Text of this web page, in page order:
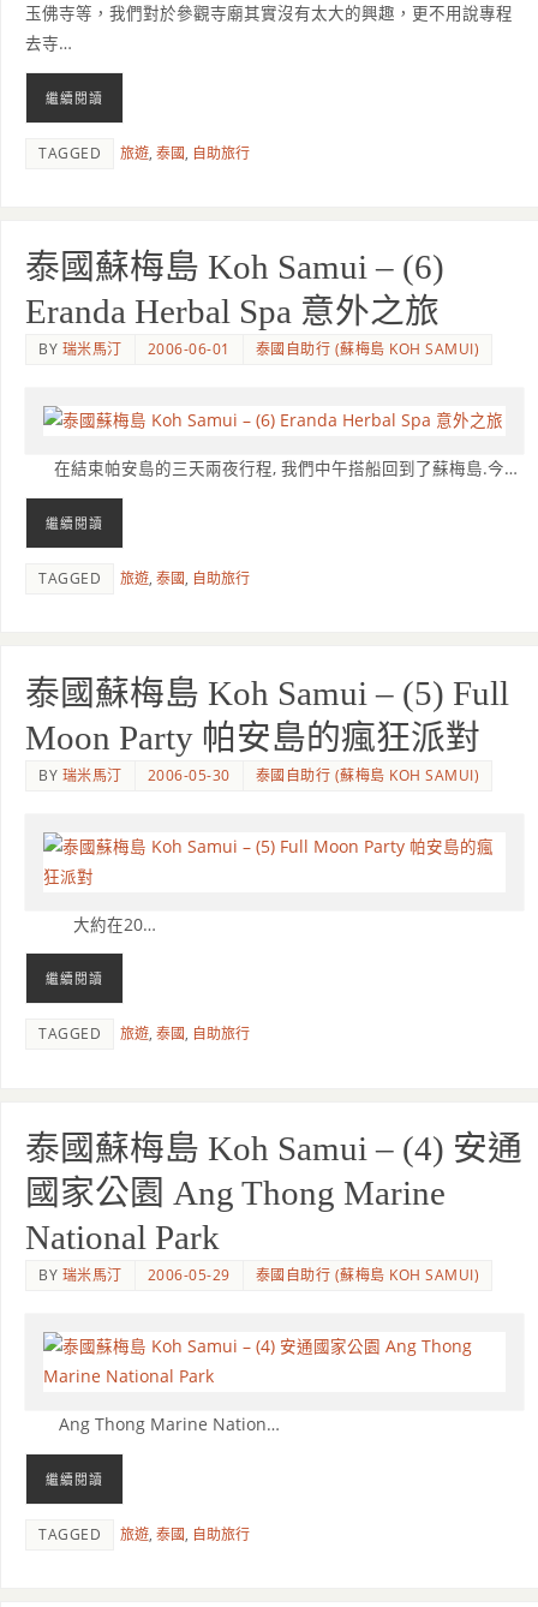
玉佛寺等，我們對於參觀寺廟其實沒有太大的興趣，更不用說專程
去寺…
繼續閱讀
TAGGED 旅遊,泰國, 自助旅行
泰國蘇梅島 Koh Samui – (6)
Eranda Herbal Spa 意外之旅
BY 瑞米馬汀 2006-06-01 泰國自助行 (蘇梅島 KOH SAMUI)
在結束帕安島的三天兩夜行程, 我們中午搭船回到了蘇梅島.今…
繼續閱讀
TAGGED 旅遊,泰國, 自助旅行
泰國蘇梅島 Koh Samui – (5) Full
Moon Party 帕安島的瘋狂派對
BY 瑞米馬汀 2006-05-30 泰國自助行 (蘇梅島 KOH SAMUI)
大約在20…
繼續閱讀
TAGGED 旅遊,泰國, 自助旅行
泰國蘇梅島 Koh Samui – (4) 安通
國家公園 Ang Thong Marine
National Park
BY 瑞米馬汀 2006-05-29 泰國自助行 (蘇梅島 KOH SAMUI)
Ang Thong Marine Nation…
繼續閱讀
TAGGED 旅遊,泰國, 自助旅行